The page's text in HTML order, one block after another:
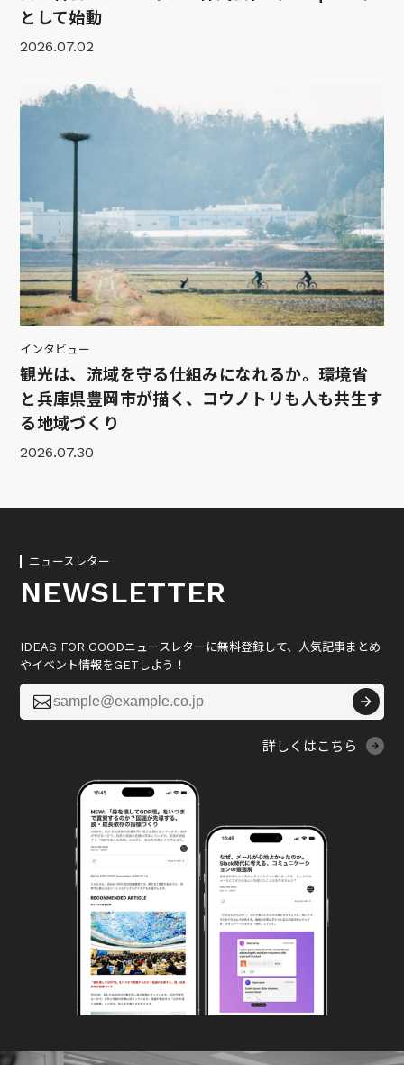
として始動
2026.07.02
インタビュー
観光は、流域を守る仕組みになれるか。環境省
と兵庫県豊岡市が描く、コウノトリも人も共生す
る地域づくり
2026.07.30
ニュースレター
NEWSLETTER
IDEAS FOR GOODニュースレターに無料登録して、人気記事まとめ
やイベント情報をGETしよう！

詳しくはこちら